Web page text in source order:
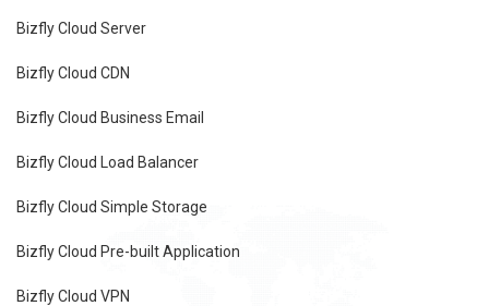
Bizfly Cloud Server
Bizfly Cloud CDN
Bizfly Cloud Business Email
Bizfly Cloud Load Balancer
Bizfly Cloud Simple Storage
Bizfly Cloud Pre-built Application
Bizfly Cloud VPN